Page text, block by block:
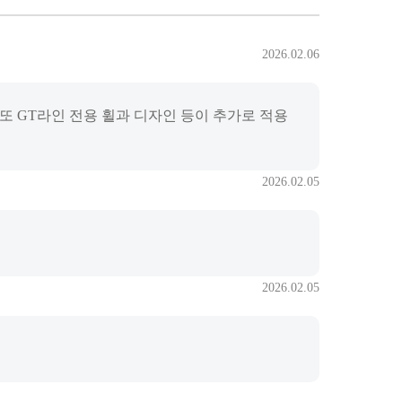
2026.02.06
GT라인 전용 휠과 디자인 등이 추가로 적용
2026.02.05
2026.02.05